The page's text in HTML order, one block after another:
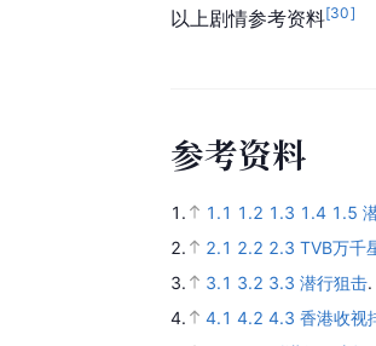
以上剧情参考资料[30]
参考资料
1. 1.1 1.2 1.3 1.4 1.5
2.
2.1 2.2 2.3 TVB万千
3.
3.1 3.2 3.3 潜行狙击.
4.
4.1 4.2 4.3 香港收视